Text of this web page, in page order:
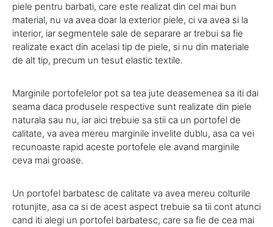
piele pentru barbati, care este realizat din cel mai bun
material, nu va avea doar la exterior piele, ci va avea si la
interior, iar segmentele sale de separare ar trebui sa fie
realizate exact din acelasi tip de piele, si nu din materiale
de alt tip, precum un tesut elastic textile.
Marginile portofelelor pot sa tea jute deasemenea sa iti dai
seama daca produsele respective sunt realizate din piele
naturala sau nu, iar aici trebuie sa stii ca un portofel de
calitate, va avea mereu marginile invelite dublu, asa ca vei
recunoaste rapid aceste portofele ele avand marginile
ceva mai groase.
Un portofel barbatesc de calitate va avea mereu colturile
rotunjite, asa ca si de acest aspect trebuie sa tii cont atunci
cand iti alegi un portofel barbatesc, care sa fie de cea mai